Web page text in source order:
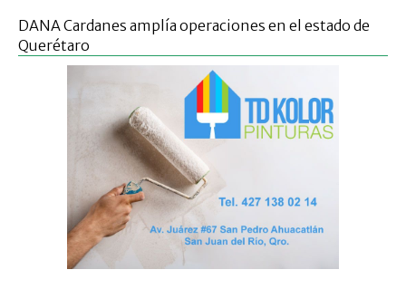
DANA Cardanes amplía operaciones en el estado de
Querétaro